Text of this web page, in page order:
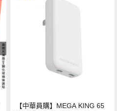
【中華員購】MEGA KING 65